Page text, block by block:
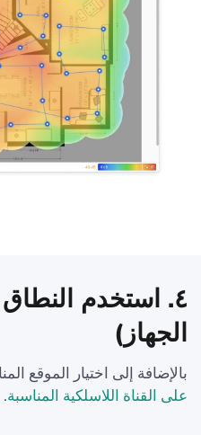
٤. استخدم
الجهاز)
بالإضافة إلى اختيار الموقع
على القناة اللاسلكية المناسبة.